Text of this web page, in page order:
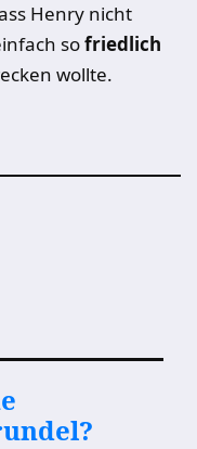
Henry nicht
sofriedlich
wollte.